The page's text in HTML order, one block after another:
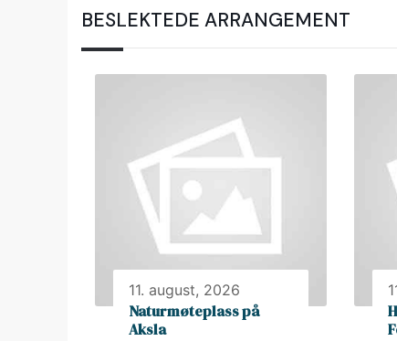
BESLEKTEDE ARRANGEMENT
11. august, 2026
Naturmøteplass på
Aksla